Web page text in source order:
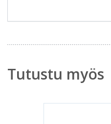
Tutustu myös